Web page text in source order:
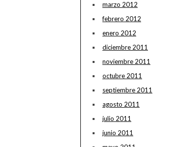
marzo 2012
febrero 2012
enero 2012
diciembre 2011
noviembre 2011
octubre 2011
septiembre 2011
agosto 2011
julio 2011
junio 2011